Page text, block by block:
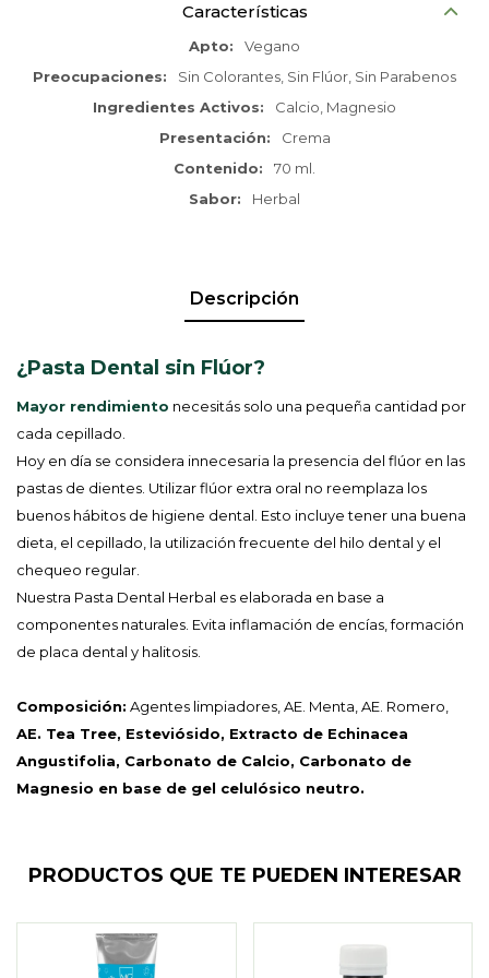
Características
Apto
Vegano
Preocupaciones
Sin Colorantes, Sin Flúor, Sin Parabenos
Ingredientes Activos
Calcio, Magnesio
Presentación
Crema
Contenido
70 ml.
Sabor
Herbal
Descripción
¿Pasta Dental sin Flúor?
Mayor rendimiento necesitás solo una pequeña cantidad por
cada cepillado.
Hoy en día se considera innecesaria la presencia del flúor en las
pastas de dientes. Utilizar flúor extra oral no reemplaza los
buenos hábitos de higiene dental. Esto incluye tener una buena
dieta, el cepillado, la utilización frecuente del hilo dental y el
chequeo regular.
Nuestra Pasta Dental Herbal es elaborada en base a
componentes naturales. Evita inflamación de encías, formación
de placa dental y halitosis.
Composición: Agentes limpiadores, AE. Menta, AE. Romero,
AE. Tea Tree, Esteviósido, Extracto de Echinacea
Angustifolia, Carbonato de Calcio, Carbonato de
Magnesio en base de gel celulósico neutro.
PRODUCTOS QUE TE PUEDEN INTERESAR